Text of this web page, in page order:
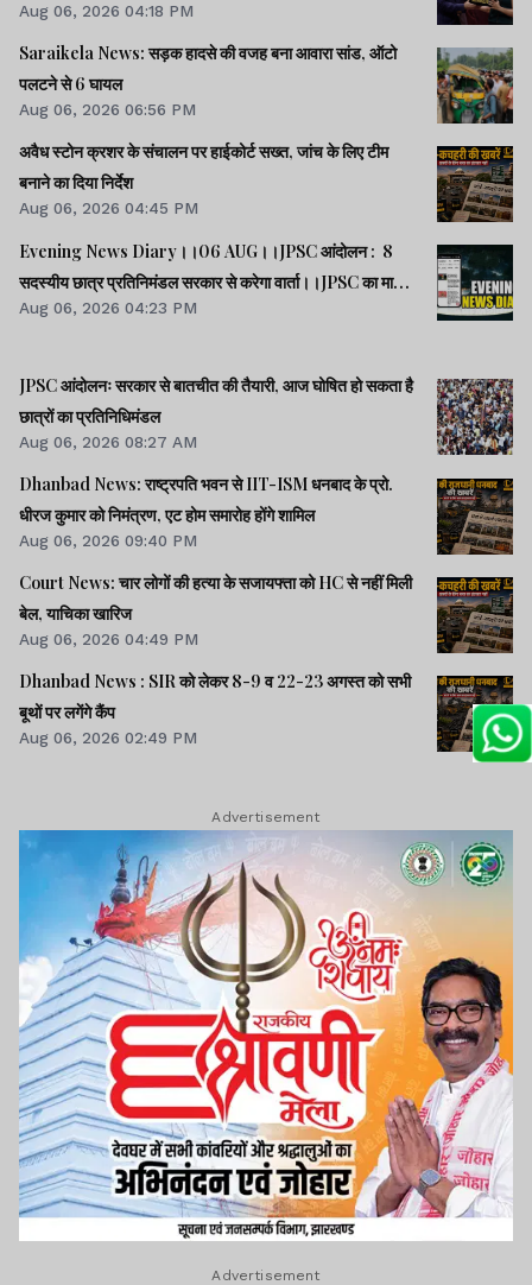
Aug 06, 2026 04:18 PM
Saraikela News: सड़क हादसे की वजह बना आवारा सांड, ऑटो
पलटने से 6 घायल
Aug 06, 2026 06:56 PM
अवैध स्टोन क्रशर के संचालन पर हाईकोर्ट सख्त, जांच के लिए टीम
बनाने का दिया निर्देश
Aug 06, 2026 04:45 PM
Evening News Diary।।06 AUG।।JPSC आंदोलन : 8
सदस्यीय छात्र प्रतिनिमंडल सरकार से करेगा वार्ता।।JPSC का मामला
पेपर लीक का नहीं, बैक डोर से गलत नियुक्ति का है : किशोर।।BPSC
व वीडियो।।
Aug 06, 2026 04:23 PM
JPSC आंदोलनः सरकार से बातचीत की तैयारी, आज घोषित हो सकता है
छात्रों का प्रतिनिधिमंडल
Aug 06, 2026 08:27 AM
Dhanbad News: राष्ट्रपति भवन से IIT-ISM धनबाद के प्रो.
धीरज कुमार को निमंत्रण, एट होम समारोह होंगे शामिल
Aug 06, 2026 09:40 PM
Court News: चार लोगों की हत्या के सजायफ्ता को HC से नहीं मिली
बेल, याचिका खारिज
Aug 06, 2026 04:49 PM
Dhanbad News : SIR को लेकर 8-9 व 22-23 अगस्त को सभी
बूथों पर लगेंगे कैंप
Aug 06, 2026 02:49 PM
Advertisement
Advertisement